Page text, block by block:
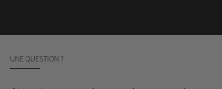
UNE QUESTION ?